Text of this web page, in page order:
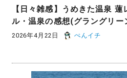
【日々雑感】うめきた温泉
ル・温泉の感想(グラングリー
2026年4月22日 ぺんイチ